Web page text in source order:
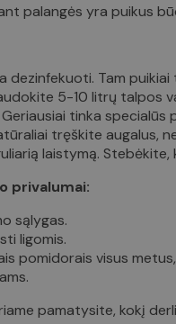
palangės yra puikus
dezinfekuoti. Tam
5-10 litrų talpos
Geriausiai tinka specialūs
tręškite augalus,
laistymą.
privalumai:
sąlygas.
ligomis.
pomidorais visus
pamatysite, kokį